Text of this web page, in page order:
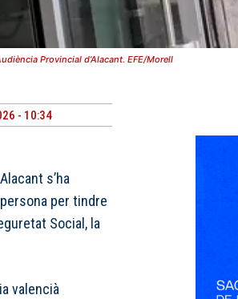
Provincial d’Alacant. EFE/Morell
- 10:34
s’ha
per tindre
Social, la
valencià